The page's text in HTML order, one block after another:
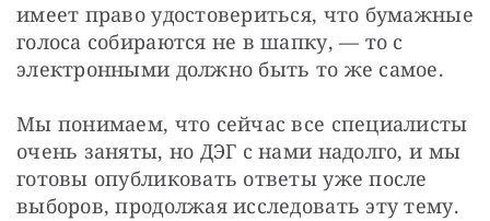
имеет право удостовериться, что бумажные
голоса собираются не в шапку, — то с
электронными должно быть то же самое.
Мы понимаем, что сейчас все специалисты
очень заняты, но ДЭГ с нами надолго, и мы
готовы опубликовать ответы уже после
выборов, продолжая исследовать эту тему.